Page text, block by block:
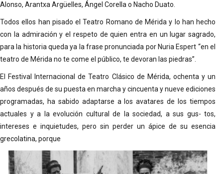
Alonso, Arantxa Argüelles, Ángel Corella o Nacho Duato.
Todos ellos han pisado el Teatro Romano de Mérida y lo han hecho
con la admiración y el respeto de quien entra en un lugar sagrado,
para la historia queda ya la frase pronunciada por Nuria Espert “en el
teatro de Mérida no te come el público, te devoran las piedras”.
El Festival Internacional de Teatro Clásico de Mérida, ochenta y un
años después de su puesta en marcha y cincuenta y nueve ediciones
programadas, ha sabido adaptarse a los avatares de los tiempos
actuales y a la evolución cultural de la sociedad, a sus gus- tos,
intereses e inquietudes, pero sin perder un ápice de su esencia
grecolatina, porque